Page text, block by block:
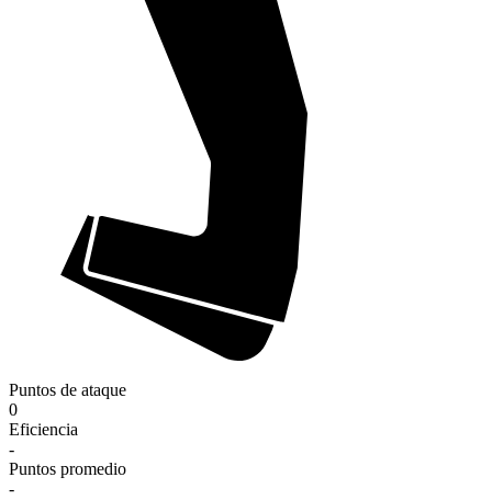
Puntos de ataque
0
Eficiencia
-
Puntos promedio
-